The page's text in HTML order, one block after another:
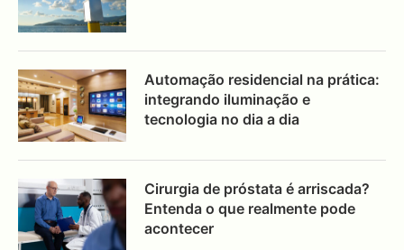
Automação residencial na prática:
integrando iluminação e
tecnologia no dia a dia
Cirurgia de próstata é arriscada?
Entenda o que realmente pode
acontecer